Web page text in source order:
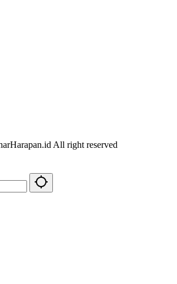
All right reserved